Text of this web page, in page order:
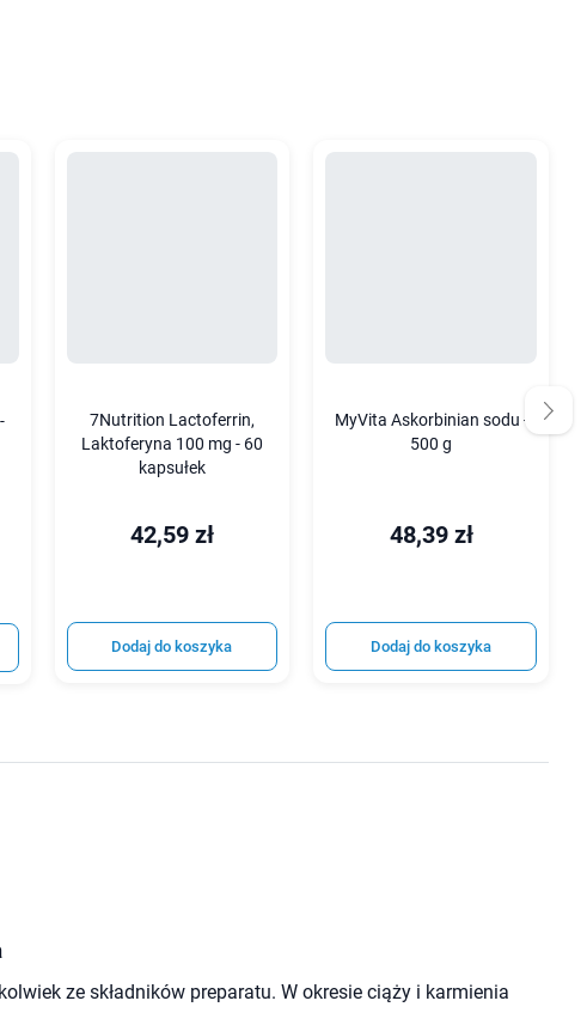
7Nutrition Lactoferrin,
Laktoferyna 100 mg - 60
kapsułek
42,59 zł
Dodaj do koszyka
MyVita Askorbinian sodu -
500 g
48,39 zł
Dodaj do koszyka
ze składników preparatu. W okresie ciąży i karmienia